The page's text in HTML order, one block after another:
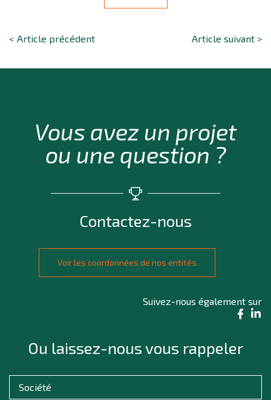
< Article précédent Article suivant >
Vous avez un projet
ou une question ?
Contactez-nous
Voir les coordonnées de nos entités
Suivez-nous également sur
Ou laissez-nous vous rappeler